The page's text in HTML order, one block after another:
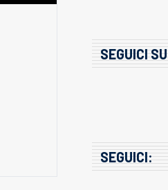
SEGUICI SU
SEGUICI: